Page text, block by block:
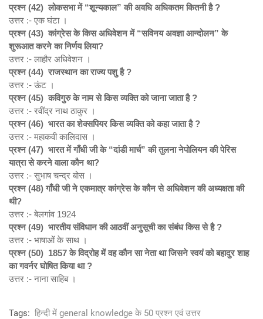
प्रश्न (42) लोकसभा में “शून्यकाल” की अवधि अधिकतम कितनी है ?
उत्तर :- एक घंटा ।
प्रश्न (43) कांग्रेस के किस अधिवेशन में “सविनय अवज्ञा आन्दोलन” के
शुरूआत करने का निर्णय लिया?
उत्तर :- लाहौर अधिवेशन ।
प्रश्न (44) राजस्थान का राज्य पशु है ?
उत्तर :- ऊंट ।
प्रश्न (45) कविगुरु के नाम से किस व्यक्ति को जाना जाता है ?
उत्तर :- रवींद्र नाथ ठाकुर ।
प्रश्न (46) भारत का शेक्सपियर किस व्यक्ति को कहा जाता है ?
उत्तर :- महाकवी कालिदास ।
प्रश्न (47) भारत में गाँधी जी के “दांडी मार्च” की तुलना नेपोलियन की पेरिस
यात्रा से करने वाला कौन था?
उत्तर :- सुभाष चन्द्र बोस ।
प्रश्न (48) गाँधी जी ने एकमात्र कांग्रेस के कौन से अधिवेशन की अध्यक्षता की
थी?
उत्तर :- बेलगांव 1924
प्रश्न (49) भारतीय संविधान की आठवीं अनुसूची का संबंध किस से है ?
उत्तर :- भाषाओं के साथ ।
प्रश्न (50) 1857 के विद्रोह में वह कौन सा नेता था जिसने स्वयं को बहादुर शाह
का गवर्नर घोषित किया था ?
उत्तर :- नाना साहिब ।
Tags: हिन्दी में general knowledge के 50 प्रश्न एवं उत्तर